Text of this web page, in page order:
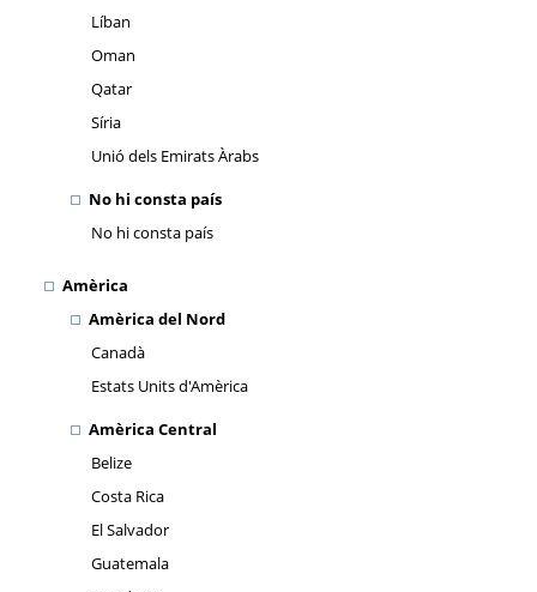
Líban
Oman
Qatar
Síria
Unió dels Emirats Àrabs
No hi consta país
No hi consta país
Amèrica
Amèrica del Nord
Canadà
Estats Units d'Amèrica
Amèrica Central
Belize
Costa Rica
El Salvador
Guatemala